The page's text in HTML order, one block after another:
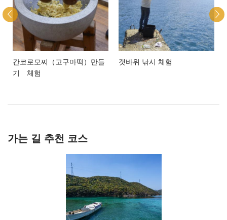
간코로모찌（고구마떡）만들
기 체험
갯바위 낚시 체험
가는 길 추천 코스